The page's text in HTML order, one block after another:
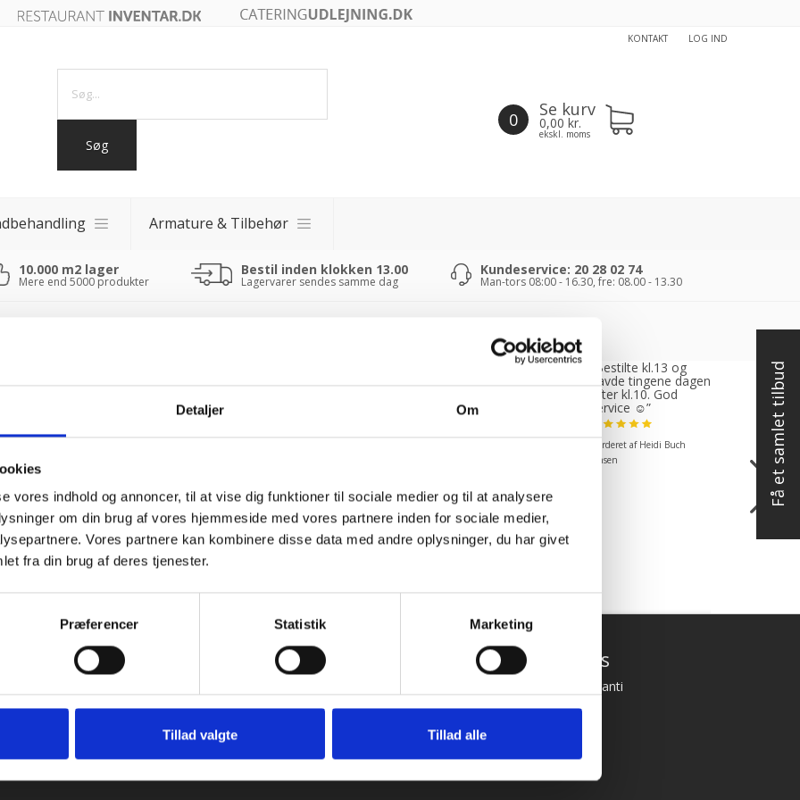
Detaljer Om
vores indhold og annoncer, til at vise dig funktioner til sociale medier og til at analysere
om din brug af vores hjemmeside med vores partnere inden for sociale medier,
Vores partnere kan kombinere disse data med andre oplysninger, du har givet
fra din brug af deres tjenester.
Præferencer Statistik Marketing
Tillad valgte Tillad alle
KONTAKT LOG IND
0 Se kurv
0,00 kr.
ekskl. moms
Armature & Tilbehør
10.000 m2 lager
Mere end 5000 produkter
Bestil inden klokken 13.00
Lagervarer sendes samme dag
Kundeservice: 20 28 02 74
Man-tors 08:00 - 16.30, fre: 08.00 - 13.30
hjælpsomme og sød, venlig og
kommende. Fik en
fejl levering og fik
løst det i løbet af to
Vurderet af Michael
“Bestilte kl.13 og
havde tingene dagen
efter kl.10. God
service ☺”
Vurderet af Heidi Buch
Jensen
og åbningstider
torsdag fra 08:00 – 16:30.
08.00 – 13.30.
Industriopvasker.dk
CVR. 18066904
Har du brug for support?
E-mail:mail@industriopvasker.dk
Hurtige links
Betingelser og garanti
Kontakt
Få et samlet tilbud